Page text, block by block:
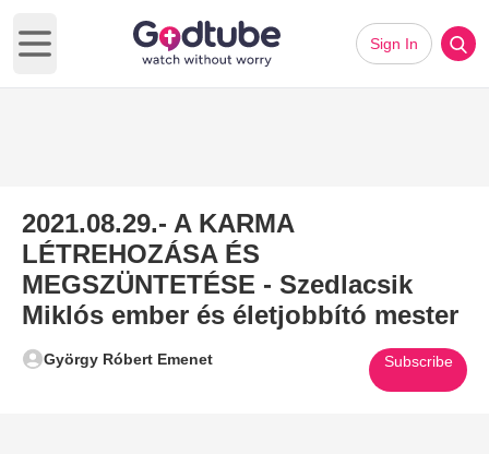
Open main menu
Sign In
2021.08.29.- A KARMA
LÉTREHOZÁSA ÉS
MEGSZÜNTETÉSE - Szedlacsik
Miklós ember és életjobbító mester
György Róbert Emenet Subscribe